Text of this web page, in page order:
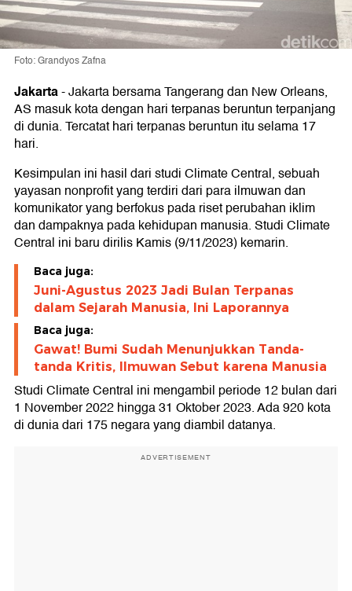
Foto: Grandyos Zafna
Jakarta-Jakarta bersama Tangerang dan New Orleans,
AS masuk kota dengan hari terpanas beruntun terpanjang
di dunia. Tercatat hari terpanas beruntun itu selama 17
hari.
Kesimpulan ini hasil dari studi Climate Central, sebuah
yayasan nonprofit yang terdiri dari para ilmuwan dan
komunikator yang berfokus pada riset perubahan iklim
dan dampaknya pada kehidupan manusia. Studi Climate
Central ini baru dirilis Kamis (9/11/2023) kemarin.
Baca juga:
Juni-Agustus 2023 Jadi Bulan Terpanas
dalam Sejarah Manusia, Ini Laporannya
Baca juga:
Gawat! Bumi Sudah Menunjukkan Tanda-
tanda Kritis, Ilmuwan Sebut karena Manusia
Studi Climate Central ini mengambil periode 12 bulan dari
1 November 2022 hingga 31 Oktober 2023. Ada 920 kota
di dunia dari 175 negara yang diambil datanya.
ADVERTISEMENT